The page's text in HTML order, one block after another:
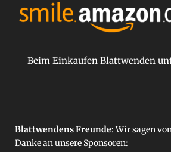
Beim Einkaufen Blattwenden
Blattwendens Freunde: Wir sagen
Danke an unsere Sponsoren: